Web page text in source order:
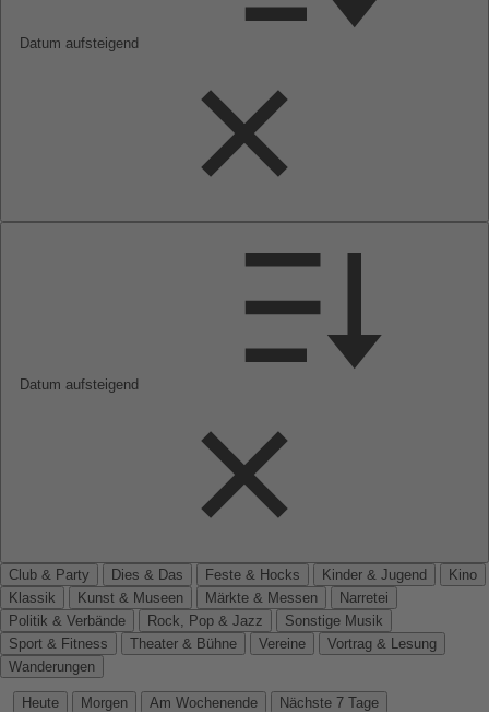
Datum aufsteigend
Datum aufsteigend
Club & Party Dies & Das Feste & Hocks Kinder & Jugend
Kino
Klassik
Kunst & Museen Märkte & Messen
Narretei
Politik & Verbände
Rock, Pop & Jazz
Sonstige Musik
Sport & Fitness
Theater & Bühne Vereine
Vortrag & Lesung
Wanderungen
Heute Morgen Am Wochenende Nächste 7 Tage